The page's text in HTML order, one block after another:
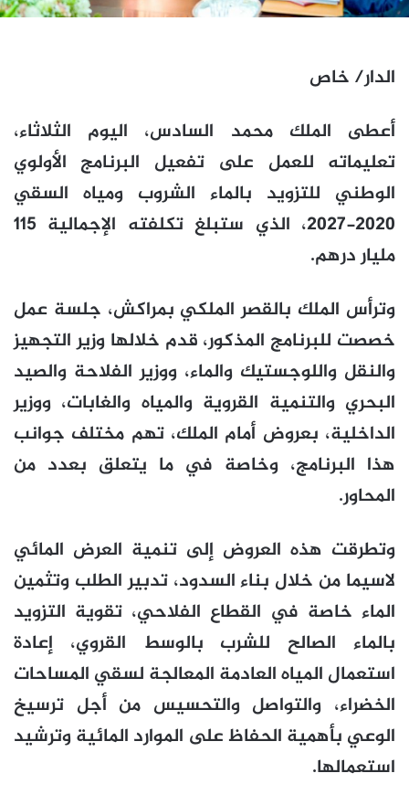
الدار/ خاص
أعطى الملك محمد السادس، اليوم الثلاثاء،
تعليماته للعمل على تفعيل البرنامج الأولوي
الوطني للتزويد بالماء الشروب ومياه السقي
2020-2027، الذي ستبلغ تكلفته الإجمالية 115
مليار درهم.
وترأس الملك بالقصر الملكي بمراكش، جلسة عمل
خصصت للبرنامج المذكور، قدم خلالها وزير التجهيز
والنقل واللوجستيك والماء، ووزير الفلاحة والصيد
البحري والتنمية القروية والمياه والغابات، ووزير
الداخلية، بعروض أمام الملك، تهم مختلف جوانب
هذا البرنامج، وخاصة في ما يتعلق بعدد من
المحاور.
وتطرقت هذه العروض إلى تنمية العرض المائي
لاسيما من خلال بناء السدود، تدبير الطلب وتثمين
الماء خاصة في القطاع الفلاحي، تقوية التزويد
بالماء الصالح للشرب بالوسط القروي، إعادة
استعمال المياه العادمة المعالجة لسقي المساحات
الخضراء، والتواصل والتحسيس من أجل ترسيخ
الوعي بأهمية الحفاظ على الموارد المائية وترشيد
استعمالها.